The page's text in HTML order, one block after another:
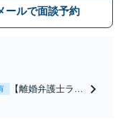
たくないという方は是非
い。
ールで面談予約
【離婚弁護士ラン